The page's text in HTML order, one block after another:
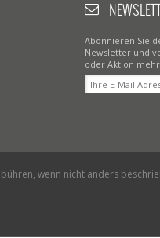
Abonnieren Sie
Newsletter und
oder Aktion
wenn nicht anders